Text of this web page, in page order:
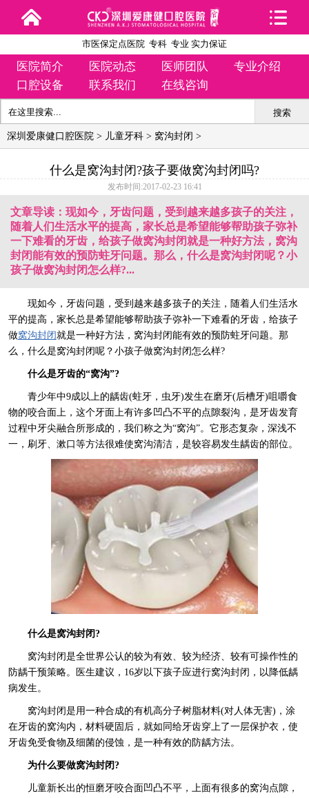
市医保定点医院 专科 专业 实力保证
医院简介 医院动态 医师团队
专业介绍
口腔设备
联系我们 在线咨询
搜索
深圳爱康健口腔医院 > 儿童牙科 > 窝沟封闭 >
什么是窝沟封闭?孩子要做窝沟封闭吗?
发布时间:2017-02-23 16:41
文章导读：现如今，牙齿问题，受到越来越多孩子的关注，
随着人们生活水平的提高，家长总是希望能够帮助孩子弥补
一下难看的牙齿，给孩子做窝沟封闭就是一种好方法，窝沟
封闭能有效的预防蛀牙问题。那么，什么是窝沟封闭呢？小
孩子做窝沟封闭怎么样?...
现如今，牙齿问题，受到越来越多孩子的关注，随着人们生活水
平的提高，家长总是希望能够帮助孩子弥补一下难看的牙齿，给孩子
做窝沟封闭就是一种好方法，窝沟封闭能有效的预防蛀牙问题。那
么，什么是窝沟封闭呢？小孩子做窝沟封闭怎么样?
什么是牙齿的“窝沟”?
青少年中9成以上的龋齿(蛀牙，虫牙)发生在磨牙(后槽牙)咀嚼食
物的咬合面上，这个牙面上有许多凹凸不平的点隙裂沟，是牙齿发育
过程中牙尖融合所形成的，我们称之为“窝沟”。它形态复杂，深浅不
一，刷牙、漱口等方法很难使窝沟清洁，是较容易发生龋齿的部位。
什么是窝沟封闭?
窝沟封闭是全世界公认的较为有效、较为经济、较有可操作性的
防龋干预策略。医生建议，16岁以下孩子应进行窝沟封闭，以降低龋
病发生。
窝沟封闭是用一种合成的有机高分子树脂材料(对人体无害)，涂
在牙齿的窝沟内，材料硬固后，就如同给牙齿穿上了一层保护衣，使
牙齿免受食物及细菌的侵蚀，是一种有效的防龋方法。
为什么要做窝沟封闭?
儿童新长出的恒磨牙咬合面凹凸不平，上面有很多的窝沟点隙，